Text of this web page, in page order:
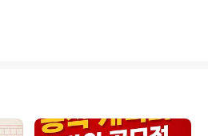
단, 청년안중근> 6기
제✔ KEPCO 프렌즈
청소년 작사'✔ 202
무 2회차 청년참여자
기획단 참가자 모집